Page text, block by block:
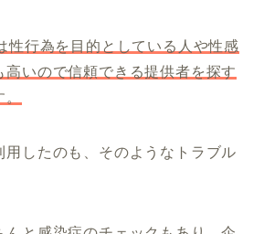
性行為を目的としている人や性感
高いので信頼できる提供者を探す
用したのも、そのようなトラブル